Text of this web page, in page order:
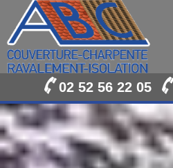
02 52 56 22 05